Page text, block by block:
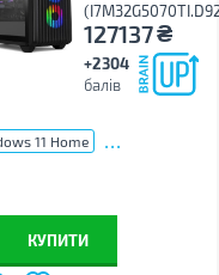
127137₴
+2304
балів
11 Home ...
КУПИТИ